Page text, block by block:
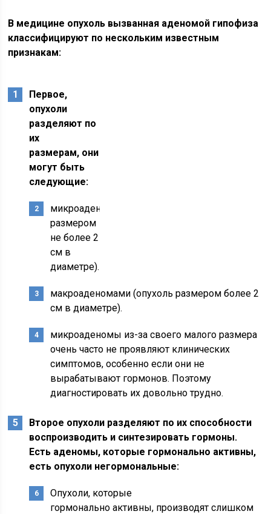
В медицине опухоль вызванная аденомой гипофиза
классифицируют по нескольким известным
признакам:
Первое,
опухоли
разделяют по
их
размерам, они
могут быть
следующие:
микроаденомами (опухоль
размером
не более 2
см в
диаметре).
макроаденомами (опухоль размером более 2
см в диаметре).
микроаденомы из-за своего малого размера
очень часто не проявляют клинических
симптомов, особенно если они не
вырабатывают гормонов. Поэтому
диагностировать их довольно трудно.
Второе опухоли разделяют по их способности
воспроизводить и синтезировать гормоны.
Есть аденомы, которые гормонально активны,
есть опухоли негормональные:
Опухоли, которые
гормонально активны, производят слишком